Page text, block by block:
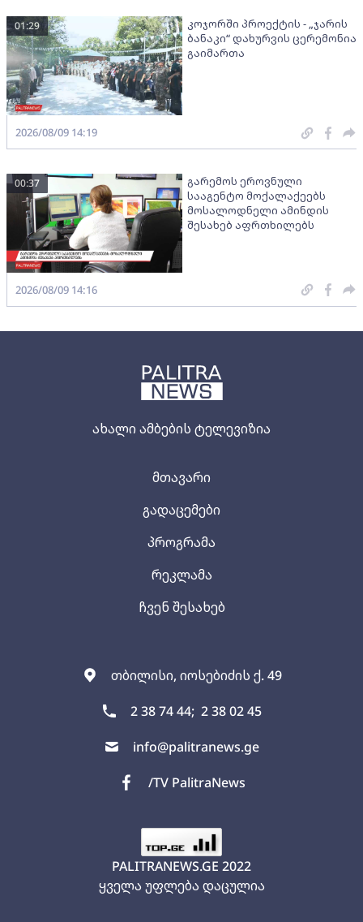
ახალი ამბების ტელევიზია
თბილისი, იოსებიძის ქ. 49
2 38 74 44; 2 38 02 45
info@palitranews.ge
/TV PalitraNews
მთავარი
გადაცემები
პროგრამა
რეკლამა
ჩვენ შესახებ
PALITRANEWS.GE 2022
ყველა უფლება დაცულია
კოჯორში პროექტის - „ჯარის
ბანაკი“ დახურვის ცერემონია
გაიმართა
01:29
2026/08/09 14:19
გარემოს ეროვნული
სააგენტო მოქალაქეებს
მოსალოდნელი ამინდის
შესახებ აფრთხილებს
00:37
2026/08/09 14:16